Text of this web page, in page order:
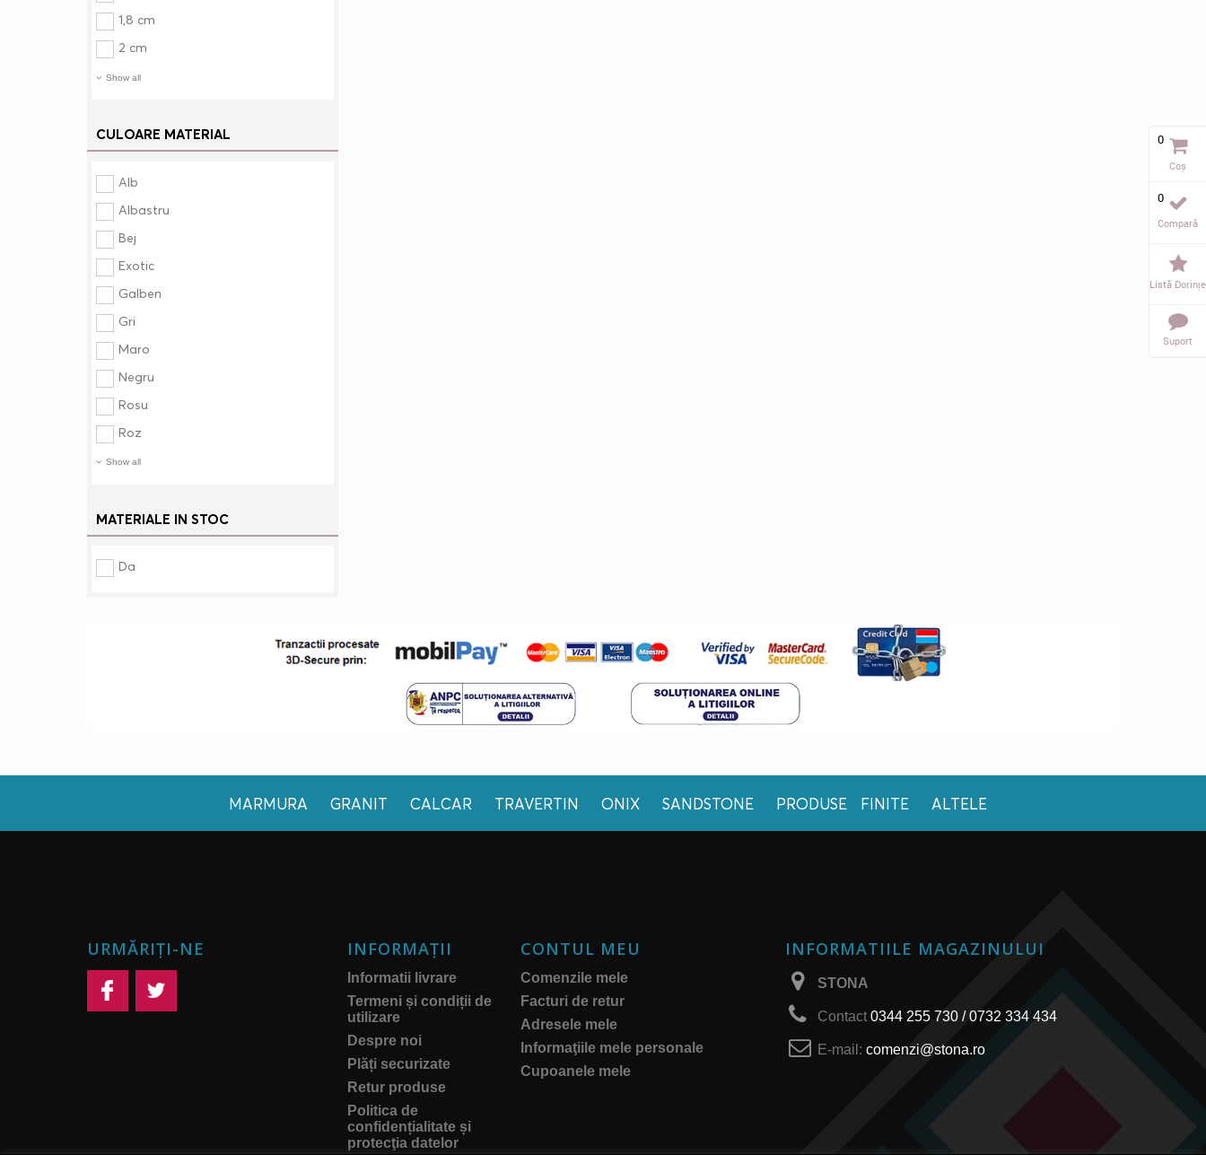
1,8 cm
2 cm
Show all
CULOARE MATERIAL
Alb
Albastru
Bej
Exotic
Galben
Gri
Maro
Negru
Rosu
Roz
Show all
MATERIALE IN STOC
Da
MARMURA GRANIT CALCAR TRAVERTIN ONIX SANDSTONE PRODUSE FINITE ALTELE
URMĂRIȚI-NE INFORMAŢII
Informatii livrare
Termeni și condiții de
utilizare
Despre noi
Plăți securizate
Retur produse
Politica de
confidențialitate și
protecţia datelor
CONTUL MEU
Comenzile mele
Facturi de retur
Adresele mele
Informaţiile mele personale
Cupoanele mele
Coș
0
Compară
0
Listă Dorințe
Suport
INFORMATIILE MAGAZINULUI
STONA
Contact0344 255 730 / 0732 334 434
E-mail:comenzi@stona.ro